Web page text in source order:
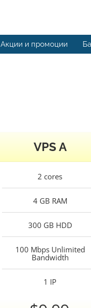
Акции и промоции
VPS A
2 cores
4 GB RAM
300 GB HDD
100 Mbps Unlimited
Bandwidth
1 IP